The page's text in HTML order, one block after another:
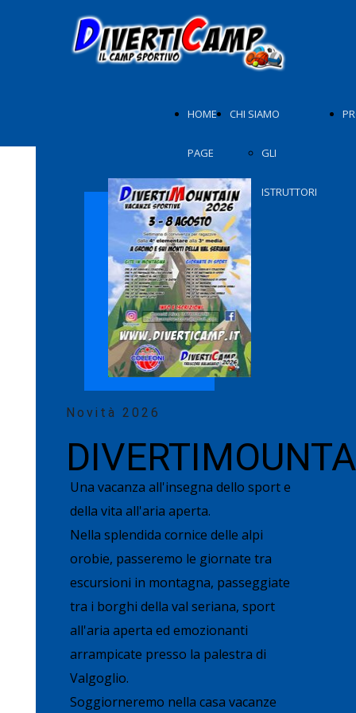
HOME
PAGE
CHI SIAMO
GLI
ISTRUTTORI
Novità 2026
Una vacanza all'insegna dello sport e
della vita all'aria aperta.
Nella splendida cornice delle alpi
orobie, passeremo le giornate tra
escursioni in montagna, passeggiate
tra i borghi della val seriana, sport
all'aria aperta ed emozionanti
arrampicate presso la palestra di
Valgoglio.
Soggiorneremo nella casa vacanze